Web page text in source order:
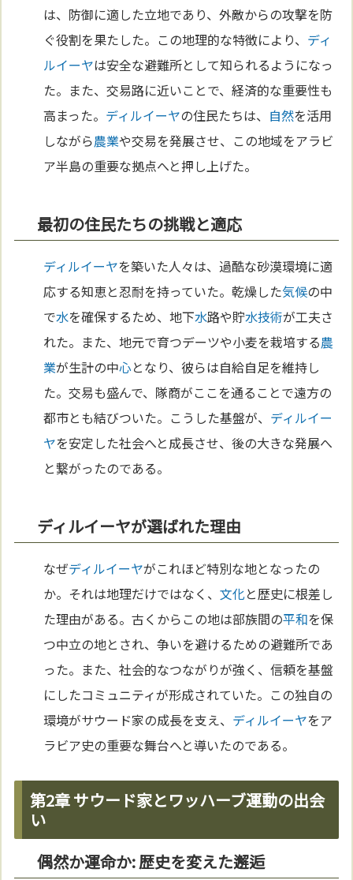
は、防御に適した立地であり、外敵からの攻撃を防
ぐ役割を果たした。この地理的な特徴により、 ディ
ルイーヤは安全な避難所として知られるようになっ
た。また、交易路に近いことで、経済的な重要性も
高まった。 ディルイーヤの住民たちは、 自然を活用
しながら農業や交易を発展させ、この地域をアラビ
ア半島の重要な拠点へと押し上げた。
最初の住民たちの挑戦と適応
ディルイーヤを築いた人々は、過酷な砂漠環境に適
応する知恵と忍耐を持っていた。乾燥した気候の中
で水を確保するため、地下水路や貯水技術が工夫さ
れた。また、地元で育つデーツや小麦を栽培する農
業が生計の中心となり、彼らは自給自足を維持し
た。交易も盛んで、隊商がここを通ることで遠方の
都市とも結びついた。こうした基盤が、 ディルイー
ヤを安定した社会へと成長させ、後の大きな発展へ
と繋がったのである。
ディルイーヤが選ばれた理由
なぜディルイーヤがこれほど特別な地となったの
か。それは地理だけではなく、文化と歴史に根差し
た理由がある。古くからこの地は部族間の平和を保
つ中立の地とされ、争いを避けるための避難所であ
った。また、社会的なつながりが強く、信頼を基盤
にしたコミュニティが形成されていた。この独自の
環境がサウード家の成長を支え、 ディルイーヤをア
ラビア史の重要な舞台へと導いたのである。
第2章 サウード家とワッハーブ運動の出会
い
偶然か運命か: 歴史を変えた邂逅